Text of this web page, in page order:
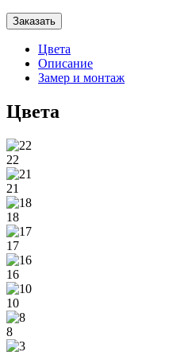
Заказать
Цвета
Описание
Замер и монтаж
Цвета
22
21
18
17
16
10
8